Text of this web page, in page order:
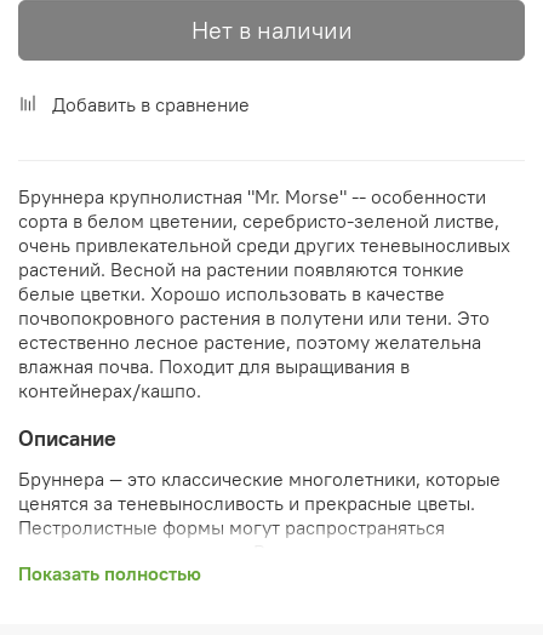
Нет в наличии
Добавить в сравнение
Бруннера крупнолистная "Mr. Morse" -- особенности
сорта в белом цветении, серебристо-зеленой листве,
очень привлекательной среди других теневыносливых
растений. Весной на растении появляются тонкие
белые цветки. Хорошо использовать в качестве
почвопокровного растения в полутени или тени. Это
естественно лесное растение, поэтому желательна
влажная почва. Походит для выращивания в
контейнерах/кашпо.
Описание
Бруннера — это классические многолетники, которые
ценятся за теневыносливость и прекрасные цветы.
Пестролистные формы могут распространяться
Осока пальмолистная "Silberstreif".
Показать полностью